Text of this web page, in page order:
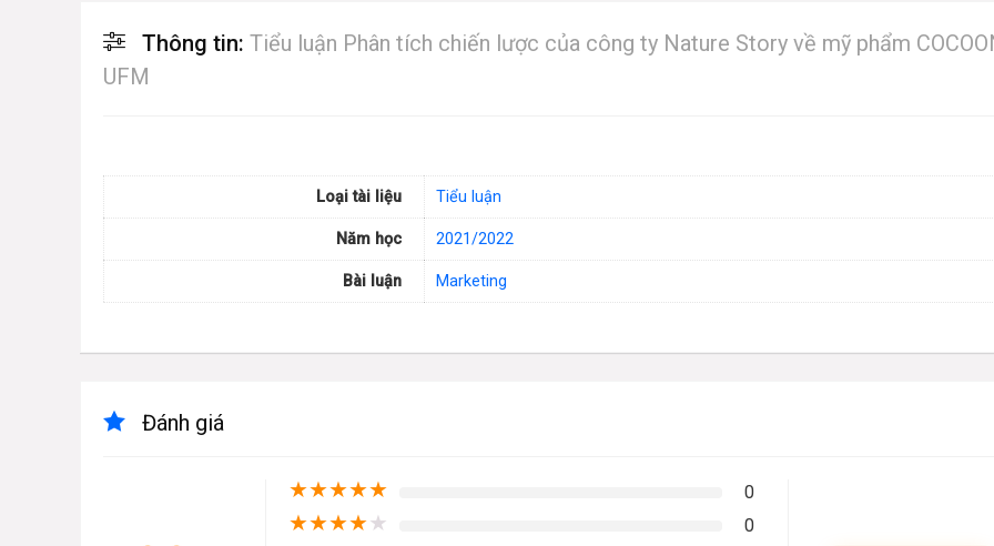
Thông tin: Tiểu luận Phân tích chiến lược của công ty Nature Story về mỹ phẩm
UFM
Loại tài liệu Tiểu luận
Năm học 2021/2022
Bài luận Marketing
Đánh giá
★★★★★ 0
★★★★★ 0